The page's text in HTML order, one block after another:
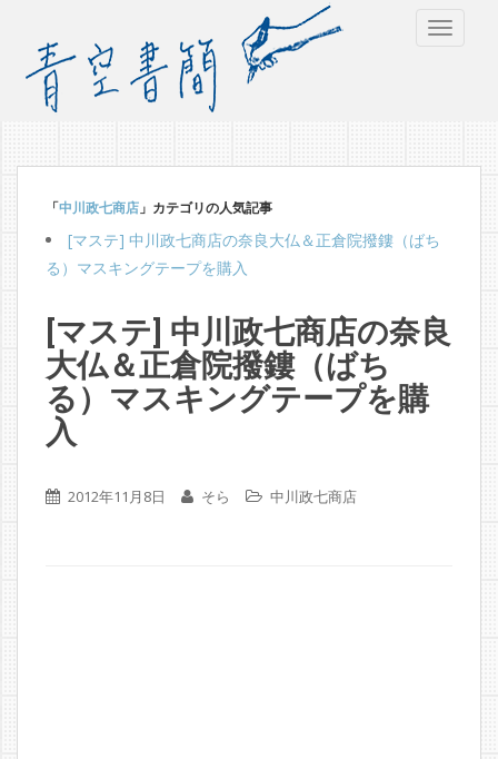
「中川政七商店 」カテゴリの人気記事
[マステ] 中川政七商店の奈良大仏＆正倉院撥鏤（ばち
る）マスキングテープを購入
[マステ] 中川政七商店の奈良
大仏＆正倉院撥鏤（ばち
る）マスキングテープを購
入
2012年11月8日 そら 中川政七商店